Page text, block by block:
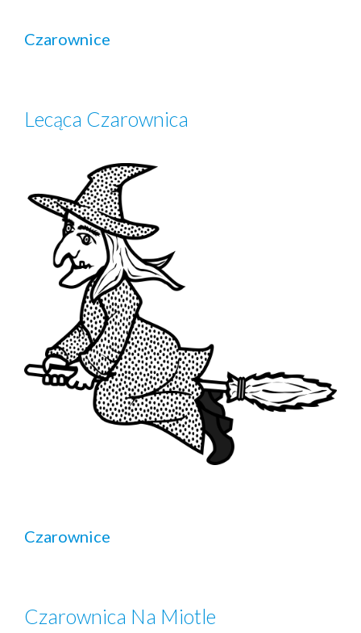
Czarownice
Lecąca Czarownica
Czarownice
Czarownica Na Miotle